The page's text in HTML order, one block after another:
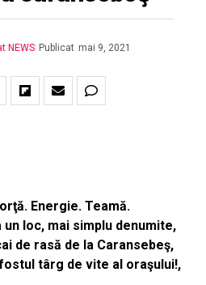
NEWS Publicat mai 9, 2021
Energie. Teamă.
loc, mai simplu denumite,
de rasă de la Caransebeş,
târg de vite al oraşului!,